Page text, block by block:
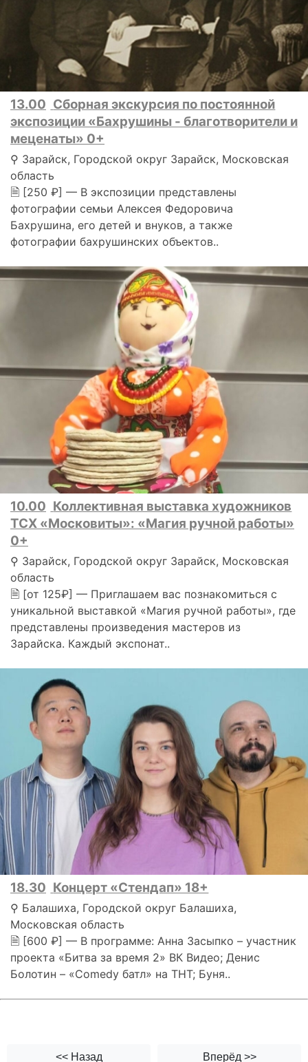
13.00 Сборная экскурсия по постоянной
экспозиции «Бахрушины - благотворители и
меценаты» 0+
⚲ Зарайск, Городской округ Зарайск, Московская
область
🗎 [250 ₽] — В экспозиции представлены
фотографии семьи Алексея Федоровича
Бахрушина, его детей и внуков, а также
фотографии бахрушинских объектов..
10.00 Коллективная выставка художников
ТСХ «Московиты»: «Магия ручной работы»
0+
⚲ Зарайск, Городской округ Зарайск, Московская
область
🗎 [от 125₽] — Приглашаем вас познакомиться с
уникальной выставкой «Магия ручной работы», где
представлены произведения мастеров из
Зарайска. Каждый экспонат..
18.30 Концерт «Стендап» 18+
⚲ Балашиха, Городской округ Балашиха,
Московская область
🗎 [600 ₽] — В программе: Анна Засыпко – участник
проекта «Битва за время 2» ВК Видео; Денис
Болотин – «Comedy батл» на ТНТ; Буня..
<< Назад Вперёд >>